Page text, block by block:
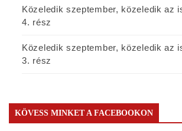
Közeledik szeptember, közeledik az
4. rész
Közeledik szeptember, közeledik az
3. rész
KÖVESS MINKET A FACEBOOKON